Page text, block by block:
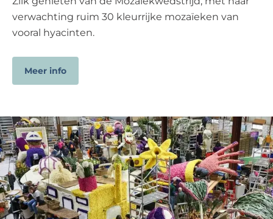
verwachting ruim 30 kleurrijke mozaïeken van
vooral hyacinten.
Meer info